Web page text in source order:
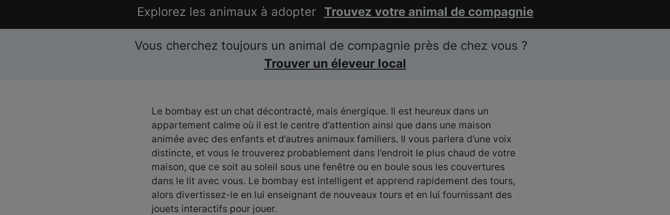
Explorez les animaux à adopter Trouvez votre animal de compagnie
Vous cherchez toujours un animal de compagnie près de chez vous ?
Trouver un éleveur local
Le bombay est un chat décontracté, mais énergique. Il est heureux dans un
appartement calme où il est le centre d’attention ainsi que dans une maison
animée avec des enfants et d’autres animaux familiers. Il vous parlera d’une voix
distincte, et vous le trouverez probablement dans l’endroit le plus chaud de votre
maison, que ce soit au soleil sous une fenêtre ou en boule sous les couvertures
dans le lit avec vous. Le bombay est intelligent et apprend rapidement des tours,
alors divertissez-le en lui enseignant de nouveaux tours et en lui fournissant des
jouets interactifs pour jouer.